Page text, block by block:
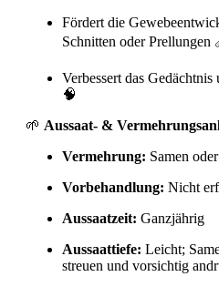
Fördert die
Schnitten oder Prellungen
Verbessert das
🧠
🌱 Aussaat- &
Vermehrung: Samen
Vorbehandlung: Nicht
Aussaatzeit: Ganzjährig
Aussaattiefe: Leicht;
streuen und vorsichtig